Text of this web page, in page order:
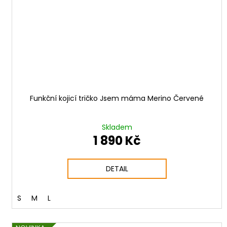
Funkční kojicí tričko Jsem máma Merino Červené
Skladem
1 890 Kč
DETAIL
S M L